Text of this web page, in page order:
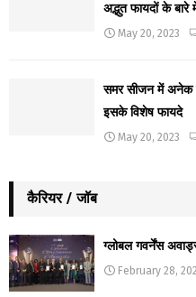
अद्भुत फायदों के बारे
May 20, 2023
समर सीजन में अनेक
इसके विशेष फायदे
May 20, 2023
कैरियर / जॉब
ग्लोबल गवर्नेंस
February 28,